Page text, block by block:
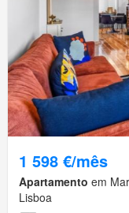
1 598 €/mês
Apartamento em
Lisboa